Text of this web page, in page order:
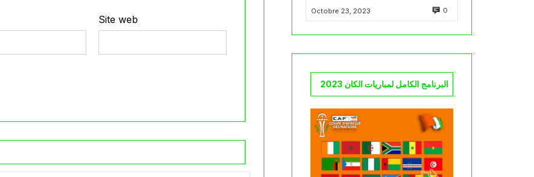
Site web
Octobre 23, 2023 0
البرنامج الكامل لمباريات الكان 2023